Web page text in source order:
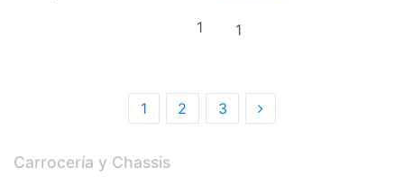
1 2 3
Carrocería y Chassis